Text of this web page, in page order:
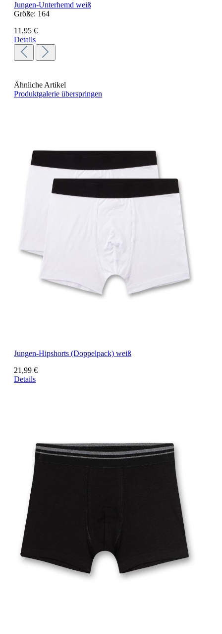
Jungen-Unterhemd weiß
Größe: 164
11,95 €
Details
Ähnliche Artikel
Produktgalerie überspringen
Jungen-Hipshorts (Doppelpack) weiß
21,99 €
Details